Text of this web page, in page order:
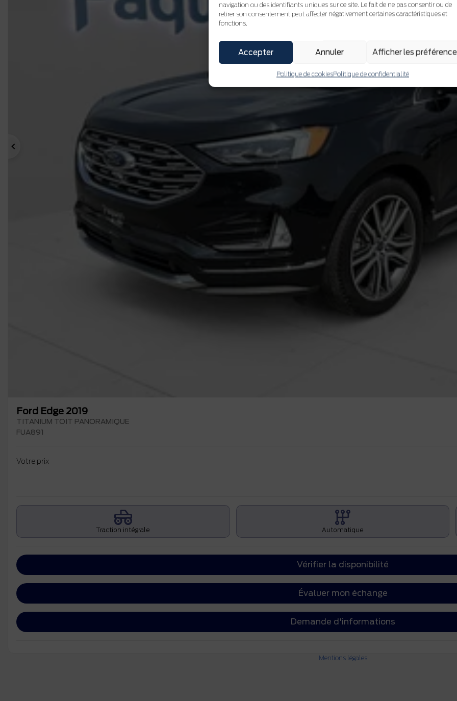
navigation ou des identifiants uniques sur ce site. Le fait de ne pas consentir ou de
retirer son consentement peut affecter négativement certaines caractéristiques et
fonctions.
Accepter Annuler Afficher les
Politique de cookiesPolitique de confidentialité
Ford Edge 2019
TITANIUM TOIT PANORAMIQUE
FUA891
Votre prix
Traction intégrale Automatique
Vérifier la disponibilité
Évaluer mon échange
Demande d'informations
Mentions légales